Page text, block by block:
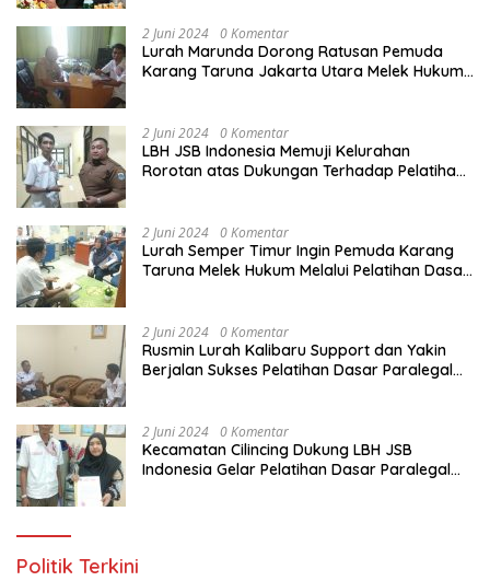
2 Juni 2024 0 Komentar
Lurah Marunda Dorong Ratusan Pemuda
Karang Taruna Jakarta Utara Melek Hukum
2 Juni 2024 0 Komentar
LBH JSB Indonesia Memuji Kelurahan
Rorotan atas Dukungan Terhadap Pelatihan
2 Juni 2024 0 Komentar
Lurah Semper Timur Ingin Pemuda Karang
Taruna Melek Hukum Melalui Pelatihan Dasar
2 Juni 2024 0 Komentar
Rusmin Lurah Kalibaru Support dan Yakin
Berjalan Sukses Pelatihan Dasar Paralegal
2 Juni 2024 0 Komentar
Kecamatan Cilincing Dukung LBH JSB
Indonesia Gelar Pelatihan Dasar Paralegal
Politik Terkini